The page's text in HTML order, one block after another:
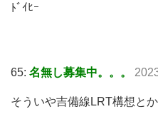
ﾄﾞｲﾋｰ
65: 名無し募集中。。。
そういや吉備線LRT構想と